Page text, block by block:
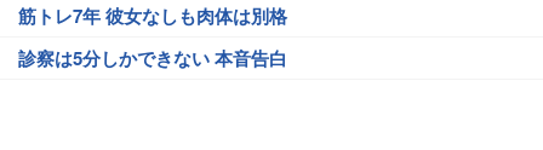
筋トレ7年 彼女なしも肉体は別格
診察は5分しかできない 本音告白